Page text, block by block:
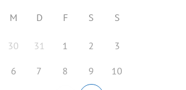
M D F S S
30 31 1 2 3
6 7 8 9 10